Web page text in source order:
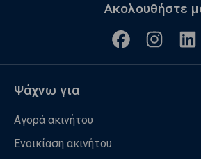
Ακολουθήστε
Ψάχνω για
Αγορά ακινήτου
Ενοικίαση ακινήτου